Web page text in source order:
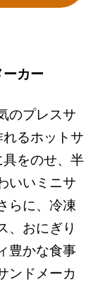
カー
のプレスサ
るホットサ
をのせ、半
いいミニサ
らに、冷凍
、おにぎり
豊かな食事
ンドメーカ